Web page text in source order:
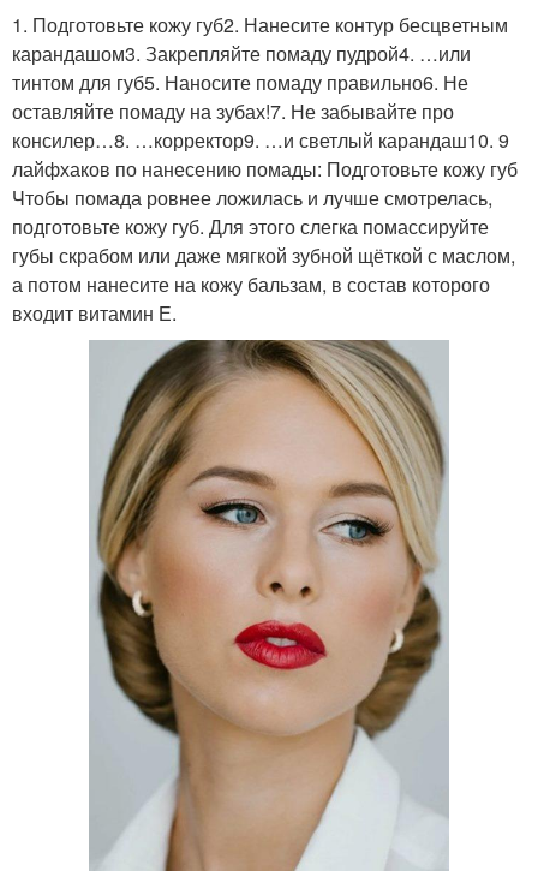
1. Подготовьте кожу губ2. Нанесите контур бесцветным
карандашом3. Закрепляйте помаду пудрой4. …или
тинтом для губ5. Наносите помаду правильно6. Не
оставляйте помаду на зубах!7. Не забывайте про
консилер…8. …корректор9. …и светлый карандаш10. 9
лайфхаков по нанесению помады: Подготовьте кожу губ
Чтобы помада ровнее ложилась и лучше смотрелась,
подготовьте кожу губ. Для этого слегка помассируйте
губы скрабом или даже мягкой зубной щёткой с маслом,
а потом нанесите на кожу бальзам, в состав которого
входит витамин Е.